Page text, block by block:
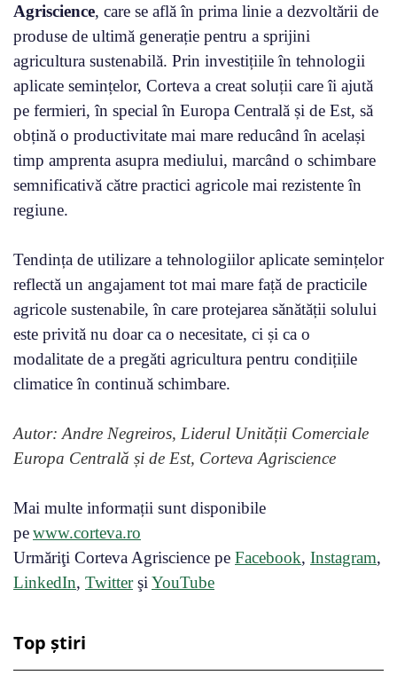
Agriscience, care se află în prima linie a dezvoltării de
produse de ultimă generație pentru a sprijini
agricultura sustenabilă. Prin investițiile în tehnologii
aplicate semințelor, Corteva a creat soluții care îi ajută
pe fermieri, în special în Europa Centrală și de Est, să
obțină o productivitate mai mare reducând în același
timp amprenta asupra mediului, marcând o schimbare
semnificativă către practici agricole mai rezistente în
regiune.
Tendința de utilizare a tehnologiilor aplicate semințelor
reflectă un angajament tot mai mare față de practicile
agricole sustenabile, în care protejarea sănătății solului
este privită nu doar ca o necesitate, ci și ca o
modalitate de a pregăti agricultura pentru condițiile
climatice în continuă schimbare.
Autor: Andre Negreiros, Liderul Unității Comerciale
Europa Centrală și de Est, Corteva Agriscience
Mai multe informații sunt disponibile
pewww.corteva.ro
Urmăriţi Corteva Agriscience pe Facebook, Instagram,
LinkedIn, Twitterşi YouTube
Top știri